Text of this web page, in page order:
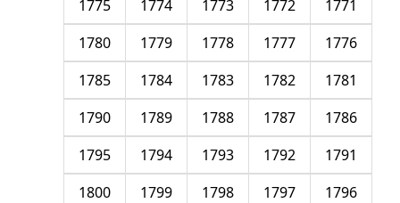
1771
1772
1773
1774
1775
1776
1777
1778
1779
1780
1781
1782
1783
1784
1785
1786
1787
1788
1789
1790
1791
1792
1793
1794
1795
1796
1797
1798
1799
1800